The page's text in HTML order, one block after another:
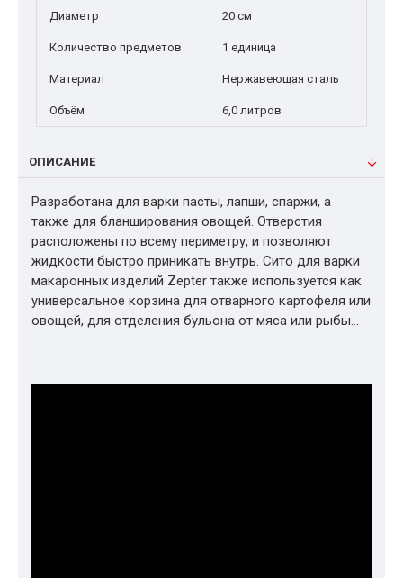
Диаметр 20 см
Количество предметов 1 единица
Материал Нержавеющая сталь
Объём 6,0 литров
ОПИСАНИЕ
Разработана для варки пасты, лапши, спаржи, а
также для бланширования овощей. Отверстия
расположены по всему периметру, и позволяют
жидкости быстро приникать внутрь. Сито для варки
макаронных изделий Zepter также используется как
универсальное корзина для отварного картофеля или
овощей, для отделения бульона от мяса или рыбы…